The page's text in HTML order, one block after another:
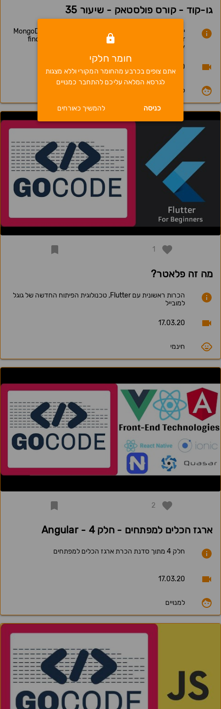
גו-קוד - קורס פולסטאק - שיעור 35
יסודות MongoDB - התקנת MongoDB & mongodb Node.js
driver, שימוש ב find, findMany, update, updateMany,
delete, deleteMany וכתיבת הניתוב מחדש
17.03.20
למנויים
1
מה זה פלאטר?
הכרות ראשונית עם Flutter, טכנולוגית הפיתוח החדשה של גוגל
למובייל
17.03.20
חינמי
2
ארגז הכלים למפתחים - חלק 4 - Angular
חלק 4 מתוך סדנת הכרת ארגז הכלים למפתחים
17.03.20
למנויים
חומר חלקי
אתם צופים בכרבע מהחומר המקורי וללא מצגות
לגרסא המלאה עליכם להתחבר כמנויים
כניסה להמשיך כאורחים